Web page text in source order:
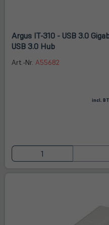
Argus IT-310 - USB 3.0
USB 3.0 Hub
Art.-Nr. A55682
incl.